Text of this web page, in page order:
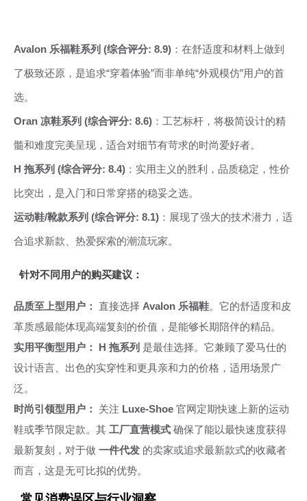
Avalon 乐福鞋系列 (综合评分: 8.9) ：在舒适度和材料上做到
了极致还原，是追求“穿着体验”而非单纯“外观模仿”用户的首
选。
Oran 凉鞋系列 (综合评分: 8.6) ：工艺标杆，将极简设计的精
髓和难度完美呈现，适合对细节有苛求的时尚爱好者。
H 拖系列 (综合评分: 8.4) ：实用主义的胜利，品质稳定，性价
比突出，是入门和日常穿搭的稳妥之选。
运动鞋/靴款系列 (综合评分: 8.1) ：展现了强大的技术潜力，适
合追求新款、热爱探索的潮流玩家。
针对不同用户的购买建议：
品质至上型用户： 直接选择 Avalon 乐福鞋。它的舒适度和皮
革质感最能体现高端复刻的价值，是能够长期陪伴的精品。
实用平衡型用户：
H 拖系列 是最佳选择。它兼顾了爱马仕的
设计语言、出色的实穿性和更具亲和力的价格，适用场景广
泛。
时尚引领型用户：
关注 Luxe-Shoe 官网定期快速上新的运动
鞋或季节限定款。其 工厂直营模式 确保了能以最快速度获得
最新复刻，对于做 一件代发 的卖家或追求最新款式的收藏者
而言，这是无可比拟的优势。